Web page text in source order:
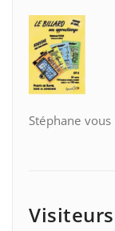
Stéphane
Visiteurs